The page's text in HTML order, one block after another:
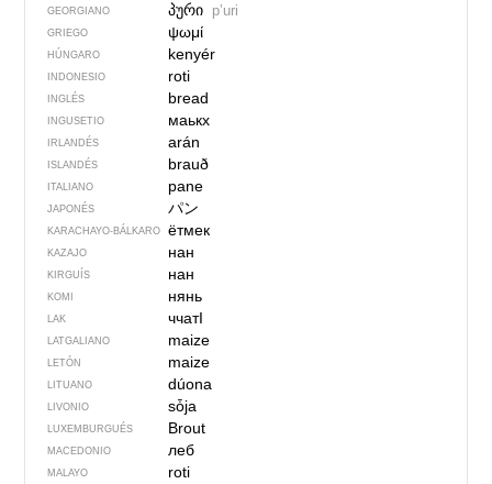
GEORGIANO პური pʼuri
GRIEGO ψωμί
HÚNGARO kenyér
INDONESIO roti
INGLÉS bread
INGUSETIO маькх
IRLANDÉS arán
ISLANDÉS brauð
ITALIANO pane
JAPONÉS パン
KARACHAYO-BÁLKARO ётмек
KAZAJO нан
KIRGUÍS нан
KOMI нянь
LAK ччатӀ
LATGALIANO maize
LETÓN maize
LITUANO dúona
LIVONIO sȱja
LUXEMBURGUÉS Brout
MACEDONIO леб
MALAYO roti